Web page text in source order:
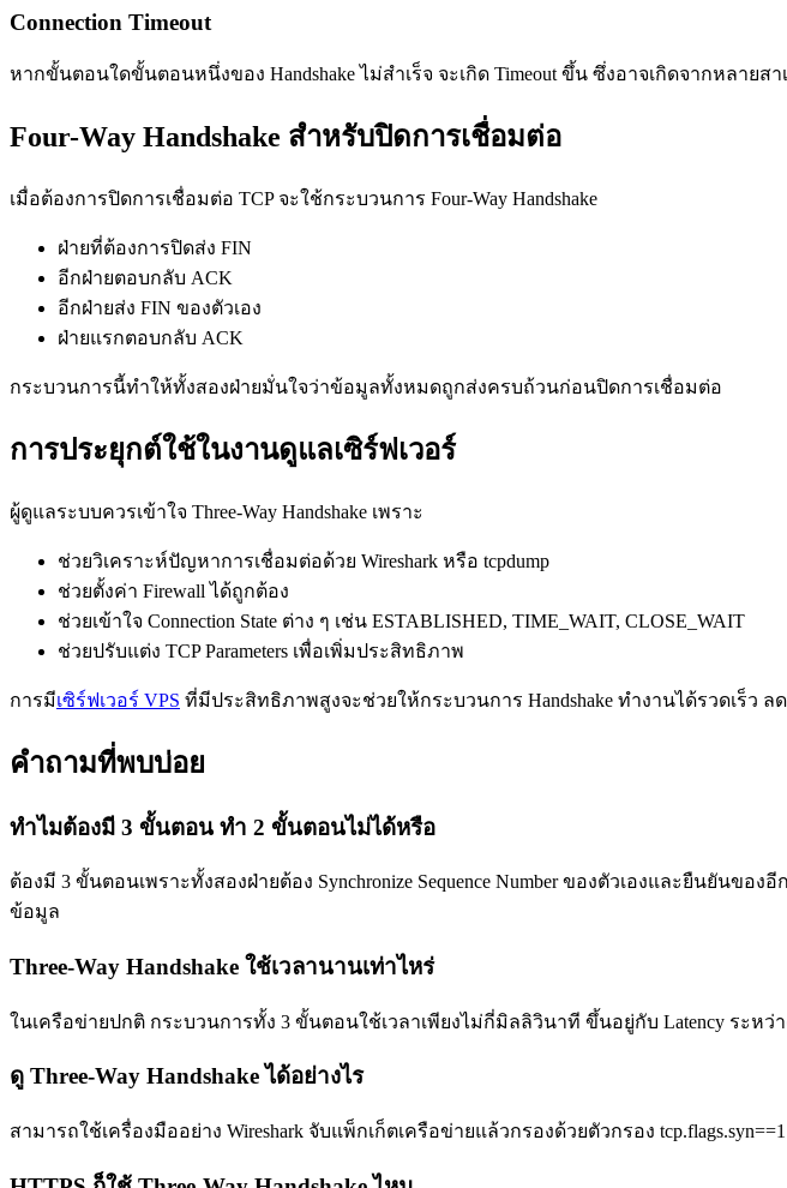
Connection Timeout
หากขั้นตอนใดขั้นตอนหนึ่งของ Handshake ไม่สำเร็จ จะเกิด Timeout ขึ้น ซึ่งอาจเกิดจากหลาย
Four-Way Handshake สำหรับปิดการเชื่อมต่อ
เมื่อต้องการปิดการเชื่อมต่อ TCP จะใช้กระบวนการ Four-Way Handshake
ฝ่ายที่ต้องการปิดส่ง FIN
อีกฝ่ายตอบกลับ ACK
อีกฝ่ายส่ง FIN ของตัวเอง
ฝ่ายแรกตอบกลับ ACK
กระบวนการนี้ทำให้ทั้งสองฝ่ายมั่นใจว่าข้อมูลทั้งหมดถูกส่งครบถ้วนก่อนปิดการเชื่อมต่อ
การประยุกต์ใช้ในงานดูแลเซิร์ฟเวอร์
ผู้ดูแลระบบควรเข้าใจ Three-Way Handshake เพราะ
ช่วยวิเคราะห์ปัญหาการเชื่อมต่อด้วย Wireshark หรือ tcpdump
ช่วยตั้งค่า Firewall ได้ถูกต้อง
ช่วยเข้าใจ Connection State ต่าง ๆ เช่น ESTABLISHED, TIME_WAIT, CLOSE_WAIT
ช่วยปรับแต่ง TCP Parameters เพื่อเพิ่มประสิทธิภาพ
การมีเซิร์ฟเวอร์ VPS ที่มีประสิทธิภาพสูงจะช่วยให้กระบวนการ Handshake ทำงานได้รวดเร็ว ล
คำถามที่พบบ่อย
ทำไมต้องมี 3 ขั้นตอน ทำ 2 ขั้นตอนไม่ได้หรือ
ต้องมี 3 ขั้นตอนเพราะทั้งสองฝ่ายต้อง Synchronize Sequence Number ของตัวเองและยืนยัน
ข้อมูล
Three-Way Handshake ใช้เวลานานเท่าไหร่
ในเครือข่ายปกติ กระบวนการทั้ง 3 ขั้นตอนใช้เวลาเพียงไม่กี่มิลลิวินาที ขึ้นอยู่กับ Latency ระหว่
ดู Three-Way Handshake ได้อย่างไร
สามารถใช้เครื่องมืออย่าง Wireshark จับแพ็กเก็ตเครือข่ายแล้วกรองด้วยตัวกรอง